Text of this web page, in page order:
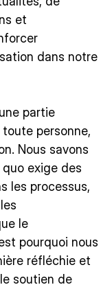
et
dans notre
partie
personne,
Nous savons
exige des
les processus,
le
pourquoi nous
réfléchie et
soutien de